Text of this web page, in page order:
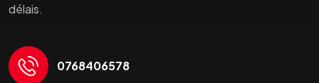
délais.
0768406578